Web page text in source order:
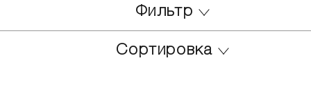
Фильтр
Сортировка